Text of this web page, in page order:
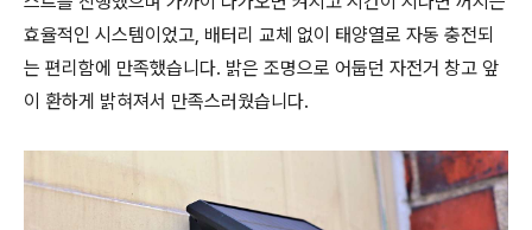
효율적인 시스템이었고, 배터리 교체 없이 태양열로 자동 충전되
는 편리함에 만족했습니다. 밝은 조명으로 어둡던 자전거 창고 앞
이 환하게 밝혀져서 만족스러웠습니다.